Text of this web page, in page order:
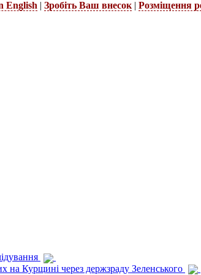
English | Зробіть Ваш внесок | Розміщення
на Курщині через держзраду Зеленського